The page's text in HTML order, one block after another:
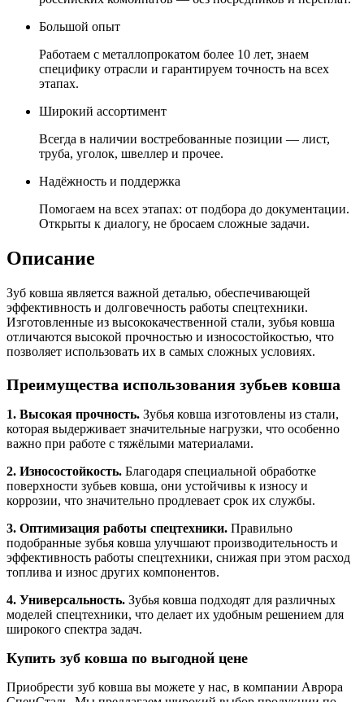
Большой опыт
Работаем с металлопрокатом более 10 лет, знаем
специфику отрасли и гарантируем точность на всех
этапах.
Широкий ассортимент
Всегда в наличии востребованные позиции — лист,
труба, уголок, швеллер и прочее.
Надёжность и поддержка
Помогаем на всех этапах: от подбора до документации.
Открыты к диалогу, не бросаем сложные задачи.
Описание
Зуб ковша является важной деталью, обеспечивающей
эффективность и долговечность работы спецтехники.
Изготовленные из высококачественной стали, зубья ковша
отличаются высокой прочностью и износостойкостью, что
позволяет использовать их в самых сложных условиях.
Преимущества использования зубьев ковша
1. Высокая прочность. Зубья ковша изготовлены из стали,
которая выдерживает значительные нагрузки, что особенно
важно при работе с тяжёлыми материалами.
2. Износостойкость. Благодаря специальной обработке
поверхности зубьев ковша, они устойчивы к износу и
коррозии, что значительно продлевает срок их службы.
3. Оптимизация работы спецтехники. Правильно
подобранные зубья ковша улучшают производительность и
эффективность работы спецтехники, снижая при этом расход
топлива и износ других компонентов.
4. Универсальность. Зубья ковша подходят для различных
моделей спецтехники, что делает их удобным решением для
широкого спектра задач.
Купить зуб ковша по выгодной цене
Приобрести зуб ковша вы можете у нас, в компании Аврора